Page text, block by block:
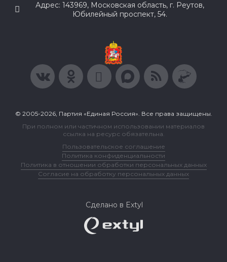
Адрес: 143969, Московская область, г. Реутов,
Юбилейный проспект, 54.
© 2005-2026, Партия «Единая Россия». Все права защищены.
При полном или частичном использовании материалов
ссылка на ресурс обязательна.
Пользовательское соглашение
Политика конфиденциальности
Политика в отношении обработки персональных данных
Согласие на обработку персональных данных
Сделано в Extyl